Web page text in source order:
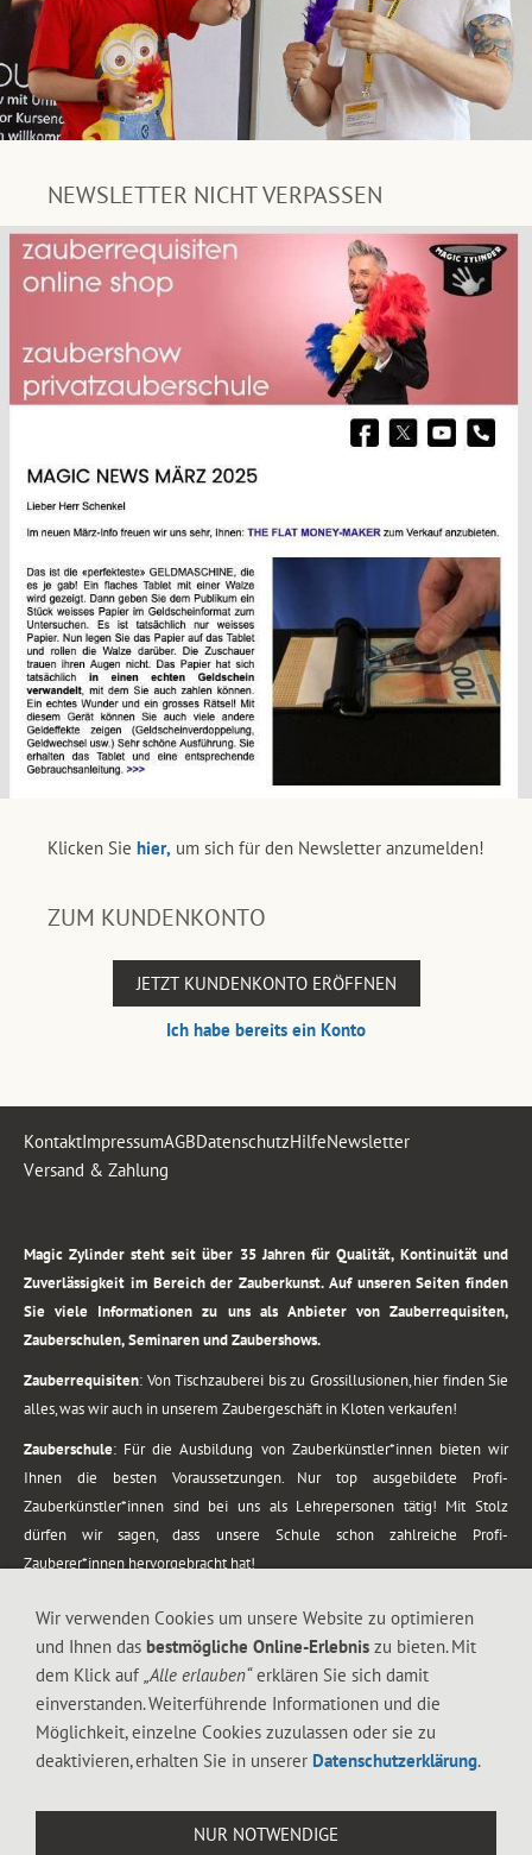
NEWSLETTER NICHT VERPASSEN
Klicken Sie hier, um sich für den Newsletter anzumelden!
ZUM KUNDENKONTO
JETZT KUNDENKONTO ERÖFFNEN
Ich habe bereits ein Konto
KontaktImpressumAGBDatenschutzHilfeNewsletter
Versand & Zahlung
Magic Zylinder steht seit über 35 Jahren für Qualität, Kontinuität und
Zuverlässigkeit im Bereich der Zauberkunst. Auf unseren Seiten finden
Sie viele Informationen zu uns als Anbieter von Zauberrequisiten,
Zauberschulen, Seminaren und Zaubershows.
Zauberrequisiten: Von Tischzauberei bis zu Grossillusionen, hier finden Sie
alles, was wir auch in unserem Zaubergeschäft in Kloten verkaufen!
Zauberschule: Für die Ausbildung von Zauberkünstler*innen bieten wir
Ihnen die besten Voraussetzungen. Nur top ausgebildete Profi-
Zauberkünstler*innen sind bei uns als Lehrepersonen tätig! Mit Stolz
dürfen wir sagen, dass unsere Schule schon zahlreiche Profi-
Zauberer*innen hervorgebracht hat!
vom Kinderprogramm bis zur Tischzauberei. Lassen Sie sich faszinieren von
meiner Zauber-Sprech-Show, angerührt mit sprachlichen Sequenzen,
gewürzt mit Gags und visuellen Illusionen wie Kaninchen, Vasen, Seilen,
Wir verwenden Cookies um unsere Website zu optimieren
und Ihnen das bestmögliche Online-Erlebnis zu bieten. Mit
dem Klick auf „Alle erlauben“erklären Sie sich damit
einverstanden. Weiterführende Informationen und die
Möglichkeit, einzelne Cookies zuzulassen oder sie zu
deaktivieren, erhalten Sie in unserer Datenschutzerklärung.
NUR NOTWENDIGE